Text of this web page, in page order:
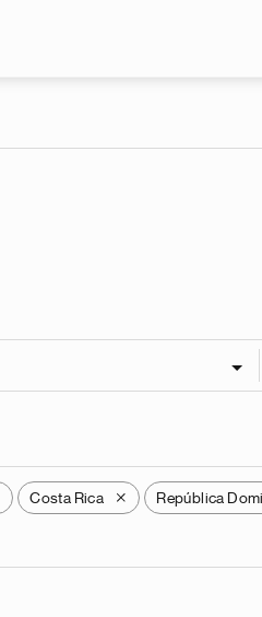
Costa Rica X República